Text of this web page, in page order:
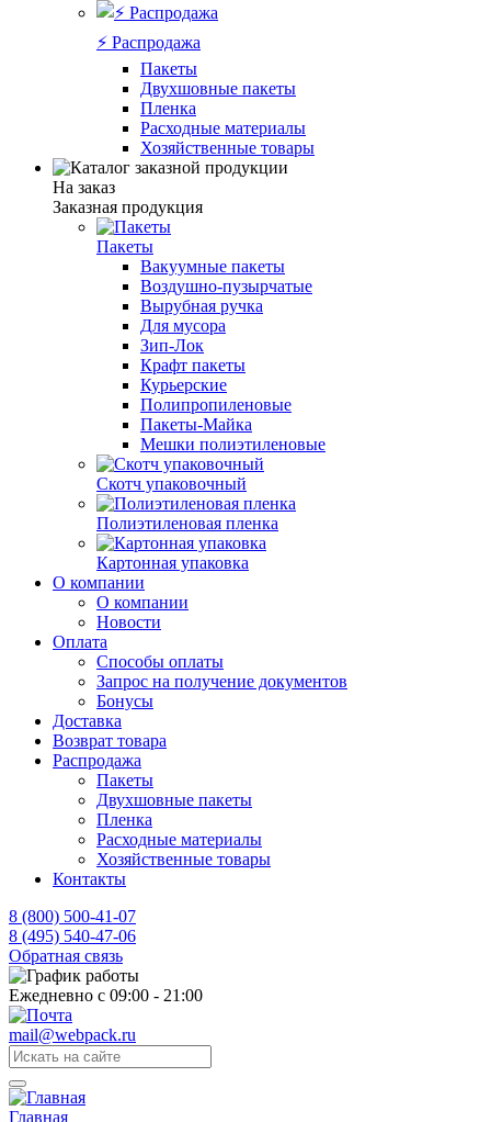
⚡️ Распродажа
Пакеты
Двухшовные пакеты
Пленка
Расходные материалы
Хозяйственные товары
На заказ
Заказная продукция
Пакеты
Вакуумные пакеты
Воздушно-пузырчатые
Вырубная ручка
Для мусора
Зип-Лок
Крафт пакеты
Курьерские
Полипропиленовые
Пакеты-Майка
Мешки полиэтиленовые
Скотч упаковочный
Полиэтиленовая пленка
Картонная упаковка
О компании
О компании
Новости
Оплата
Способы оплаты
Запрос на получение документов
Бонусы
Доставка
Возврат товара
Распродажа
Пакеты
Двухшовные пакеты
Пленка
Расходные материалы
Хозяйственные товары
Контакты
8 (800) 500-41-07
8 (495) 540-47-06
Обратная связь
Ежедневно с 09:00 - 21:00
mail@webpack.ru
Главная